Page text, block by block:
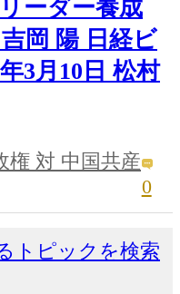
ーダー養成
岡 陽 日経ビ
3月10日 松村
権 対 中国共産
0
トピックを検索